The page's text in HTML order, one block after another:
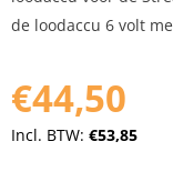
de loodaccu 6 volt
€44,50
Incl. BTW: €53,85